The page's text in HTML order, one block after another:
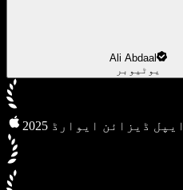
Ali Abdaal
یوٹیوبر
2025 ایپل ڈیزائن ایوارڈ